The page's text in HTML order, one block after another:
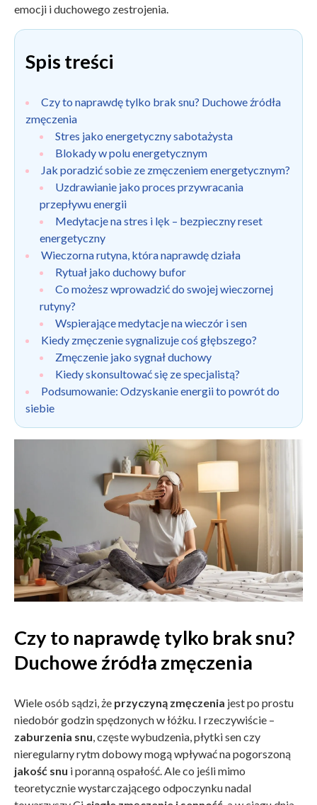
emocji i duchowego zestrojenia.
Spis treści
Czy to naprawdę tylko brak snu? Duchowe źródła
zmęczenia
Stres jako energetyczny sabotażysta
Blokady w polu energetycznym
Jak poradzić sobie ze zmęczeniem energetycznym?
Uzdrawianie jako proces przywracania
przepływu energii
Medytacje na stres i lęk – bezpieczny reset
energetyczny
Wieczorna rutyna, która naprawdę działa
Rytuał jako duchowy bufor
Co możesz wprowadzić do swojej wieczornej
rutyny?
Wspierające medytacje na wieczór i sen
Kiedy zmęczenie sygnalizuje coś głębszego?
Zmęczenie jako sygnał duchowy
Kiedy skonsultować się ze specjalistą?
Podsumowanie: Odzyskanie energii to powrót do
siebie
Czy to naprawdę tylko brak snu?
Duchowe źródła zmęczenia
Wiele osób sądzi, że przyczyną zmęczenia jest po prostu
niedobór godzin spędzonych w łóżku. I rzeczywiście –
zaburzenia snu , częste wybudzenia, płytki sen czy
nieregularny rytm dobowy mogą wpływać na pogorszoną
jakość snu i poranną ospałość. Ale co jeśli mimo
teoretycznie wystarczającego odpoczynku nadal